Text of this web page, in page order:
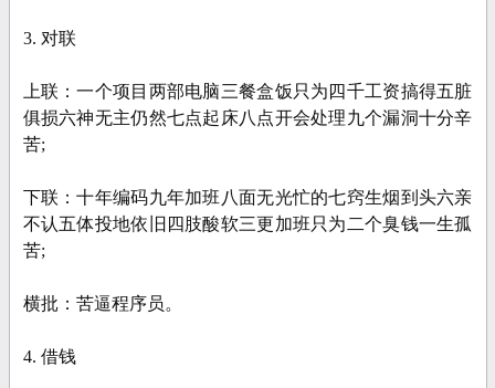
3. 对联
上联：一个项目两部电脑三餐盒饭只为四千工资搞得五脏
俱损六神无主仍然七点起床八点开会处理九个漏洞十分辛
苦;
下联：十年编码九年加班八面无光忙的七窍生烟到头六亲
不认五体投地依旧四肢酸软三更加班只为二个臭钱一生孤
苦;
横批：苦逼程序员。
4. 借钱